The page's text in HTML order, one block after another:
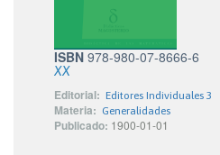
ISBN 978-980-07-8666-6
XX
Editorial: Editores Individuales 3
Materia: Generalidades
Publicado: 1900-01-01